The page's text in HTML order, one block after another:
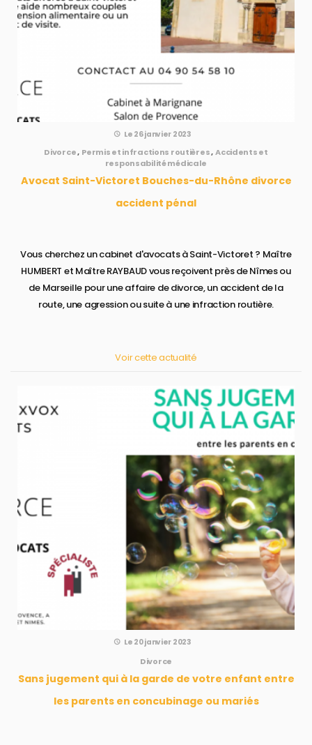
Le 26 janvier 2023
Divorce, Permis et infractions routières,Accidents et
responsabilité médicale
Avocat Saint-Victoret Bouches-du-Rhône divorce
accident pénal
Vous cherchez un cabinet d'avocats à Saint-Victoret ? Maître
HUMBERT et Maître RAYBAUD vous reçoivent près de Nîmes ou
de Marseille pour une affaire de divorce, un accident de la
route, une agression ou suite à une infraction routière.
Voir cette actualité
Le 20 janvier 2023
Divorce
sans jugement qui à la garde de votre enfant entre
les parents en concubinage ou mariés